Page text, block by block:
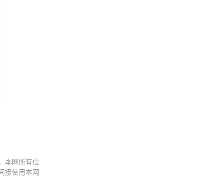
本网所有信
接使用本网